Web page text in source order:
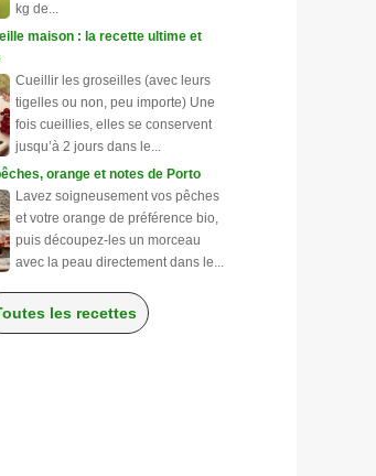
kg de...
maison : la recette ultime et
Cueillir les groseilles (avec leurs
tigelles ou non, peu importe) Une
fois cueillies, elles se conservent
jusqu’à 2 jours dans le...
orange et notes de Porto
Lavez soigneusement vos pêches
et votre orange de préférence bio,
puis découpez-les un morceau
avec la peau directement dans le...
les recettes